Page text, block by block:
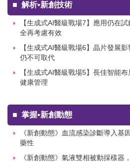
■ 解析▪新創技術
【生成式AI醫級戰場7】應用仍在
全再考慮有效
【生成式AI醫級戰場6】晶片發展
仍不可取代
【生成式AI醫級戰場5】長佳智能
健康管理
■ 掌握▪新創動態
《新創動態》血流感染診斷導入
藥性
《新創動態》氣液雙相被動採樣器